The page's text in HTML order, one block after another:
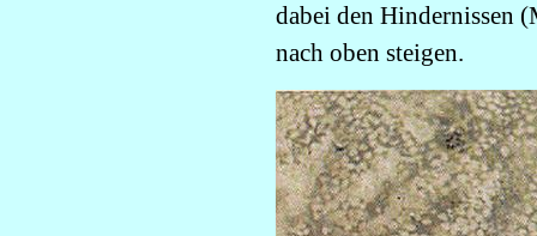
dabei den Hindernissen
nach oben steigen.